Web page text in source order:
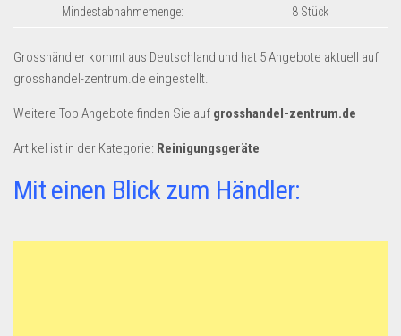
Restposten für Privatpersonen
B2B Produkte
Grosshandel
Mindestabnahmemenge: 8 Stück
Grosshändler kommt aus Deutschland und hat 5 Angebote aktuell auf
grosshandel-zentrum.de eingestellt.
Weitere Top Angebote finden Sie auf grosshandel-zentrum.de
Artikel ist in der Kategorie: Reinigungsgeräte
Mit einen Blick zum Händler: